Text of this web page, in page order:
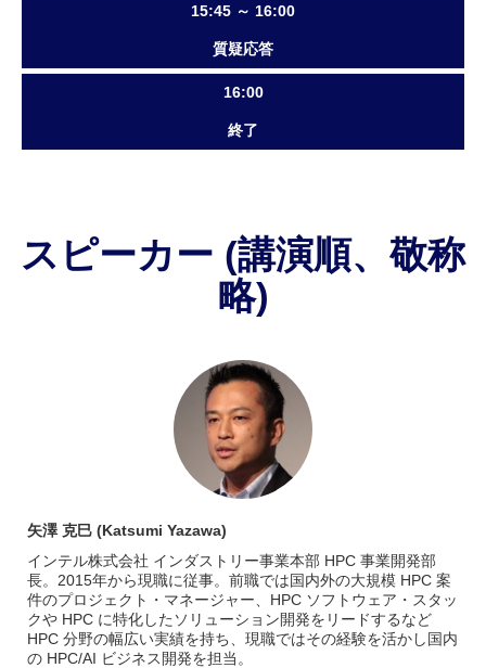
15:45 ～ 16:00
質疑応答
16:00
終了
スピーカー (講演順、敬称
略)
矢澤 克巳 (Katsumi Yazawa)
インテル株式会社 インダストリー事業本部 HPC 事業開発部
長。2015年から現職に従事。前職では国内外の大規模 HPC 案
件のプロジェクト・マネージャー、HPC ソフトウェア・スタッ
クや HPC に特化したソリューション開発をリードするなど
HPC 分野の幅広い実績を持ち、現職ではその経験を活かし国内
の HPC/AI ビジネス開発を担当。